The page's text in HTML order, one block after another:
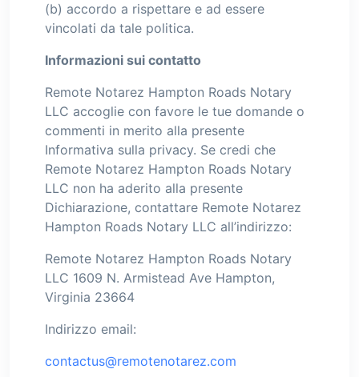
(b) accordo a rispettare e ad essere
vincolati da tale politica.
Informazioni sui contatto
Remote Notarez Hampton Roads Notary
LLC accoglie con favore le tue domande o
commenti in merito alla presente
Informativa sulla privacy. Se credi che
Remote Notarez Hampton Roads Notary
LLC non ha aderito alla presente
Dichiarazione, contattare Remote Notarez
Hampton Roads Notary LLC all’indirizzo:
Remote Notarez Hampton Roads Notary
LLC 1609 N. Armistead Ave Hampton,
Virginia 23664
Indirizzo email:
contactus@remotenotarez.com